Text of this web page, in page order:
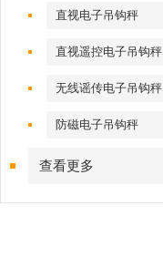
直视电子吊钩秤
直视遥控电子吊钩秤
无线谣传电子吊钩秤
防磁电子吊钩秤
查看更多